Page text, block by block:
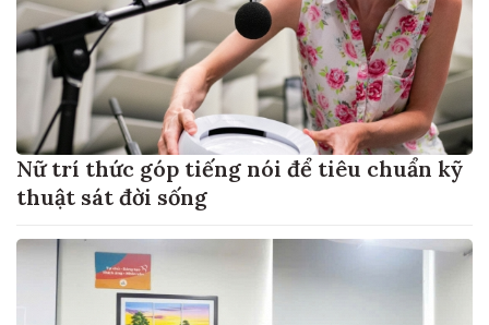
Nữ trí thức góp tiếng nói để tiêu chuẩn kỹ
thuật sát đời sống